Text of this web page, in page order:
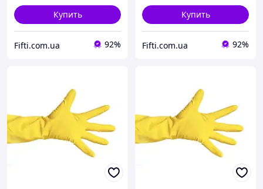
Купить
Fifti.com.ua 92%
Купить
Fifti.com.ua 92%